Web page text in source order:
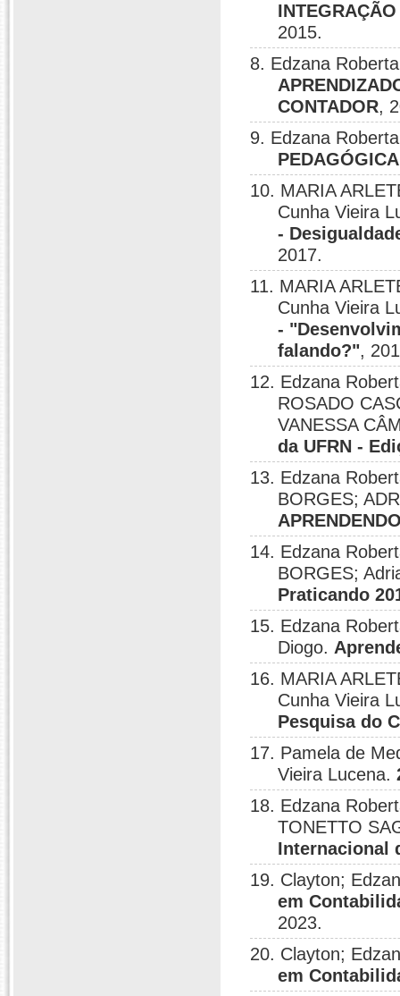
2015.
8. Edzana
CONTADOR,
9. Edzana
10. MARIA
Cunha Vieira
-
2017.
11. MARIA
Cunha Vieira
-
falando?",
12. Edzana
ROSADO
VANESSA
da UFRN -
13. Edzana
BORGES;
14. Edzana
BORGES;
Praticando
15. Edzana
Diogo.
16. MARIA
Cunha Vieira
Pesquisa do
17. Pamela de
Vieira Lucena.
18. Edzana
TONETTO
Internacional
19. Clayton;
em
2023.
20. Clayton;
em